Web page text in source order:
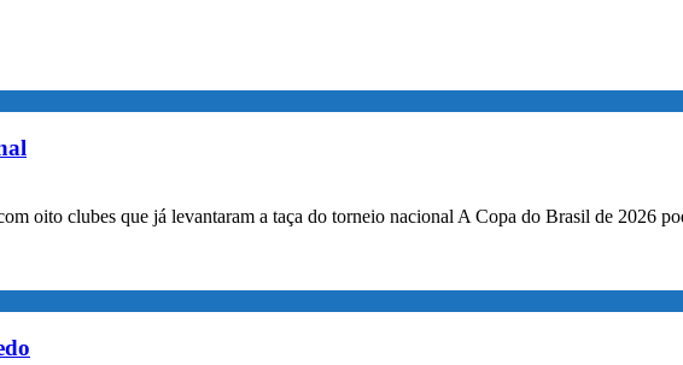
oito clubes que já levantaram a taça do torneio nacional A Copa do Brasil de 2026